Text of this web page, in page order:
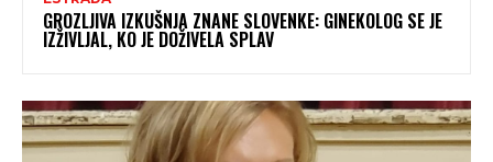
GROZLJIVA IZKUŠNJA ZNANE SLOVENKE: GINEKOLOG SE JE
IZŽIVLJAL, KO JE DOŽIVELA SPLAV